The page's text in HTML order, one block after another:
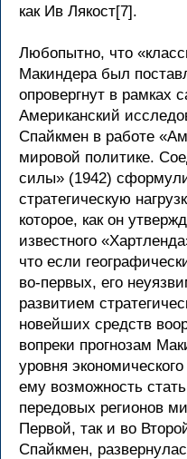
как Ив Лякост[7].
Любопытно, что
Макиндера был
опровергнут в рамках
Американский
Спайкмен в работе
мировой политике.
силы» (1942)
стратегическую
которое, как он
известного
что если
во-первых, его
развитием
новейших средств
вопреки прогнозам
уровня
ему возможность
передовых регионов
Первой, так и во
Спайкмен,